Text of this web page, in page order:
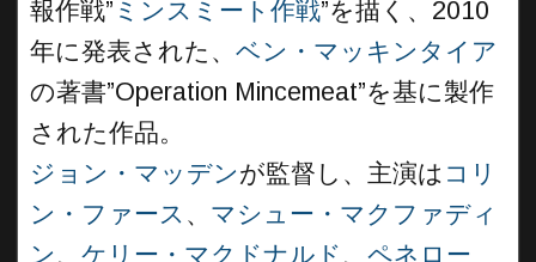
報作戦” ミンスミート作戦”を描く、2010
年に発表された、 ベン・マッキンタイア
の著書”Operation Mincemeat”を基に製作
された作品。
ジョン・マッデンが監督し、主演は コリ
ン・ファース 、 マシュー・マクファディ
ン 、 ケリー・マクドナルド 、 ペネロー